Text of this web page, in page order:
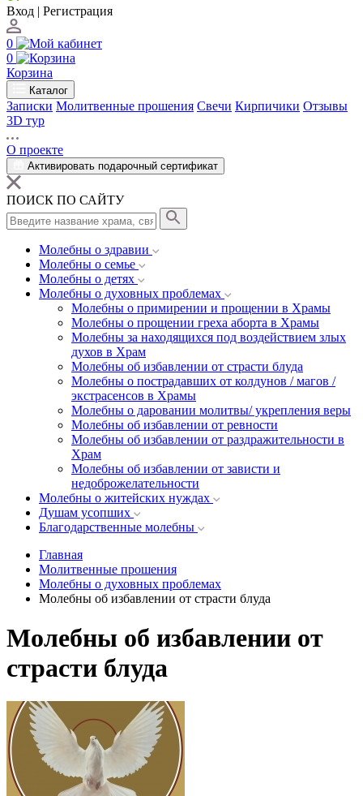
Вход | Регистрация
0
0
Корзина
Каталог
Записки Молитвенные прошения Свечи Кирпичики Отзывы
3D тур
О проекте
Активировать подарочный сертификат
ПОИСК ПО САЙТУ
Молебны о здравии
Молебны о семье
Молебны о детях
Молебны о духовных проблемах
Молебны о примирении и прощении в Храмы
Молебны о прощении греха аборта в Храмы
Молебны за находящихся под воздействием злых
духов в Храм
Молебны об избавлении от страсти блуда
Молебны о пострадавших от колдунов / магов /
экстрасенсов в Храмы
Молебны о даровании молитвы/ укрепления веры
Молебны об избавлении от ревности
Молебны об избавлении от раздражительности в
Храм
Молебны об избавлении от зависти и
недоброжелательности
Молебны о житейских нуждах
Душам усопших
Благодарственные молебны
Главная
Молитвенные прошения
Молебны о духовных проблемах
Молебны об избавлении от страсти блуда
Молебны об избавлении от
страсти блуда